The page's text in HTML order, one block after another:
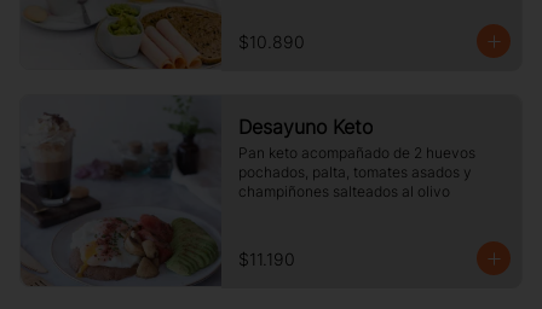
$10.890
Desayuno Keto
Pan keto acompañado de 2 huevos
pochados, palta, tomates asados y
champiñones salteados al olivo
$11.190